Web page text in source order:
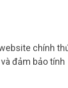
chính
đảm bảo tính